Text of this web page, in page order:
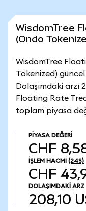
WisdomTree
(Ondo
WisdomTree
Tokenized) güncel
Dolaşımdaki arzı
Floating Rate
toplam piyasa
PIYASA DEĞERI
CHF
İŞLEM HACMI (24S)
CHF
DOLAŞIMDAKI ARZ
208,10